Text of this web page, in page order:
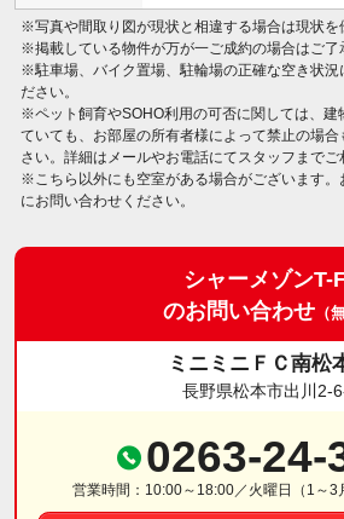
※写真や間取り図が現状と相違する場合は現状を
※掲載している物件が万が一ご成約の場合はご了
※駐車場、バイク置場、駐輪場の正確な空き状況
ださい。
※ペット飼育やSOHO利用の可否に関しては、建
ていても、お部屋の所有者様によって禁止の場
さい。詳細はメールやお電話にてスタッフまでご
※こちら以外にも空室がある場合がございます。
にお問い合わせください。
シャーメゾンT-
のお問い合わせ （
ミニミニＦＣ南松
長野県松本市出川2-
0263-24-
営業時間：10:00～18:00／火曜日（1～3